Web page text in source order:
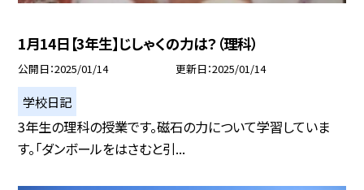
1月14日【3年生】じしゃくの力は？（理科）
公開日 2025/01/14 更新日 2025/01/14
学校日記
3年生の理科の授業です。磁石の力について学習していま
す。「ダンボールをはさむと引...